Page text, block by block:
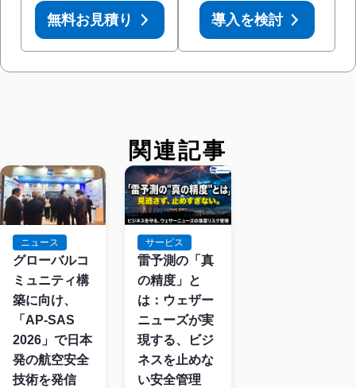
無料お見積り
導入を検討
関連記事
ニュース
グローバルコ
ミュニティ構
築に向け、
「AP-SAS
2026」で日本
発の航空安全
技術を発信
サービス
雷予測の「真
の精度」と
は：ウェザー
ニューズが実
現する、ビジ
ネスを止めな
い安全管理